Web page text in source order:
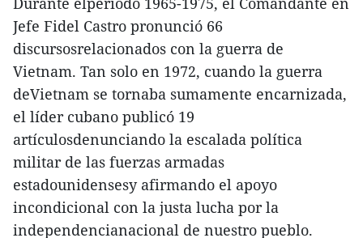
Jefe Fidel Castro pronunció 66
discursosrelacionados con la guerra de
Vietnam. Tan solo en 1972, cuando la guerra
deVietnam se tornaba sumamente encarnizada,
el líder cubano publicó 19
artículosdenunciando la escalada política
militar de las fuerzas armadas
estadounidensesy afirmando el apoyo
incondicional con la justa lucha por la
independencianacional de nuestro pueblo.